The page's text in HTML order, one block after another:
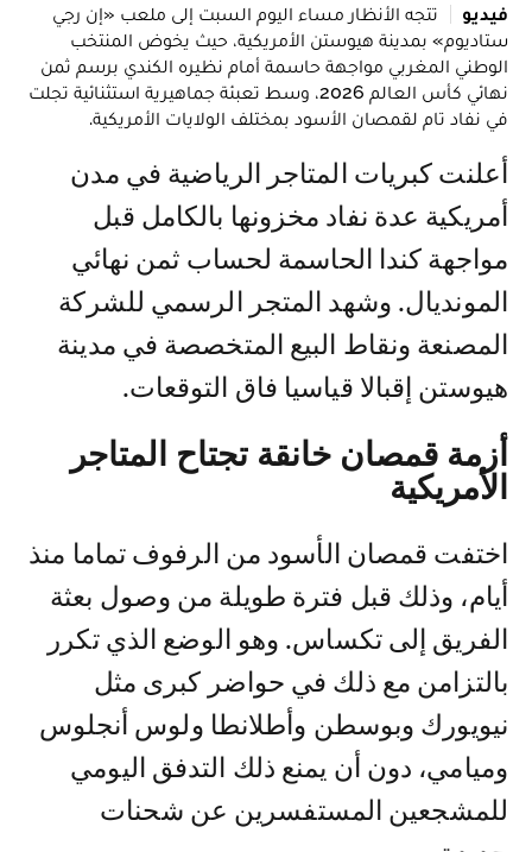
فيديو
تتجه الأنظار مساء اليوم السبت إلى ملعب «إن رجي
ستاديوم» بمدينة هيوستن الأمريكية، حيث يخوض المنتخب
الوطني المغربي مواجهة حاسمة أمام نظيره الكندي برسم ثمن
نهائي كأس العالم 2026، وسط تعبئة جماهيرية استثنائية تجلت
في نفاد تام لقمصان الأسود بمختلف الولايات الأمريكية.
أعلنت كبريات المتاجر الرياضية في مدن
أمريكية عدة نفاد مخزونها بالكامل قبل
مواجهة كندا الحاسمة لحساب ثمن نهائي
المونديال. وشهد المتجر الرسمي للشركة
المصنعة ونقاط البيع المتخصصة في مدينة
هيوستن إقبالا قياسيا فاق التوقعات.
أزمة قمصان خانقة تجتاح المتاجر
الأمريكية
اختفت قمصان الأسود من الرفوف تماما منذ
أيام، وذلك قبل فترة طويلة من وصول بعثة
الفريق إلى تكساس. وهو الوضع الذي تكرر
بالتزامن مع ذلك في حواضر كبرى مثل
نيويورك وبوسطن وأطلانطا ولوس أنجلوس
وميامي، دون أن يمنع ذلك التدفق اليومي
للمشجعين المستفسرين عن شحنات